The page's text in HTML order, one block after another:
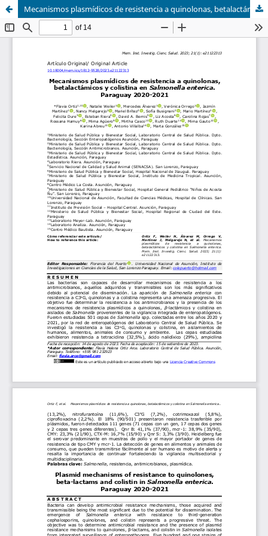
Mecanismos plasmídicos de resistencia a quinolonas, betalactámicos y colistina en Salmonella enterica. Paraguay 2020-2021